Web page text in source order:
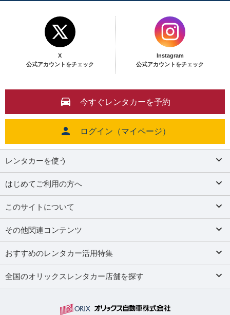
X
公式アカウントをチェック
Instagram
公式アカウントをチェック
今すぐレンタカーを予約
ログイン（マイページ）
レンタカーを使う
はじめてご利用の方へ
このサイトについて
その他関連コンテンツ
おすすめのレンタカー活用特集
全国のオリックスレンタカー店舗を探す